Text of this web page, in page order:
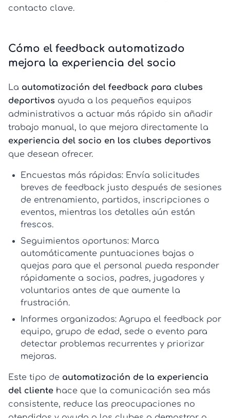
contacto clave.
Cómo el feedback automatizado
mejora la experiencia del socio
La automatización del feedback para clubes
deportivos ayuda a los pequeños equipos
administrativos a actuar más rápido sin añadir
trabajo manual, lo que mejora directamente la
experiencia del socio en los clubes deportivos
que desean ofrecer.
Encuestas más rápidas: Envía solicitudes
breves de feedback justo después de sesiones
de entrenamiento, partidos, inscripciones o
eventos, mientras los detalles aún están
frescos.
Seguimientos oportunos: Marca
automáticamente puntuaciones bajas o
quejas para que el personal pueda responder
rápidamente a socios, padres, jugadores y
voluntarios antes de que aumente la
frustración.
Informes organizados: Agrupa el feedback por
equipo, grupo de edad, sede o evento para
detectar problemas recurrentes y priorizar
mejoras.
Este tipo de automatización de la experiencia
del cliente hace que la comunicación sea más
consistente, reduce las preocupaciones no